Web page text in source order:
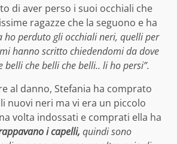
di aver perso i suoi occhiali che
ragazze che la seguono e ha
ho perduto gli occhiali neri, quelli per
hanno scritto chiedendomi da dove
belli che belli che belli.. li ho persi”.
al danno, Stefania ha comprato
nuovi neri ma vi era un piccolo
volta indossati e comprati ella ha
i capelli, quindi sono